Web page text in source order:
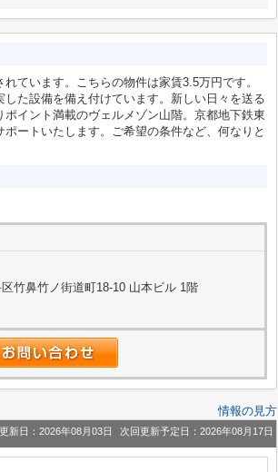
ています。こちらの物件は家賃3.5万円です。
た設備を備え付けています。新しい日々を送る
イント満載のヴェルメゾン山階。京都地下鉄東
ートいたします。ご希望の条件など、何なりと
竹鼻竹ノ街道町18-10 山本ビル 1階
情報の見方
新日：2026年08月03日 次回更新予定日：2026年08月17日